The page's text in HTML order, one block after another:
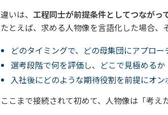
違いは、 工程同士が前提条件としてつながっ
たとえば、求める人物像を言語化した場合、
どのタイミングで、どの母集団にアプロー
選考段階で何を評価し、どこで見極めるか
入社後にどのような期待役割を前提にオ
ここまで接続されて初めて、人物像は「考え